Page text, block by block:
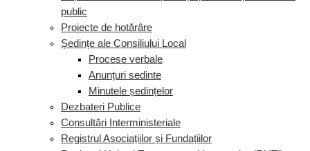
public
Proiecte de hotărâre
Ședințe ale Consiliului Local
Procese verbale
Anunțuri sedinte
Minutele ședințelor
Dezbateri Publice
Consultări Interministeriale
Registrul Asociațiilor și Fundațiilor